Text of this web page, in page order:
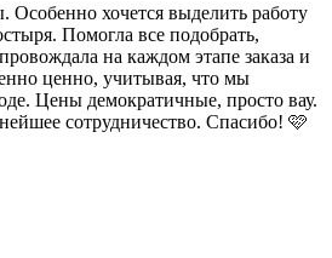
Особенно хочется выделить работу
Помогла все подобрать,
на каждом этапе заказа и
ценно, учитывая, что мы
Цены демократичные, просто вау.
сотрудничество. Спасибо! 🩷